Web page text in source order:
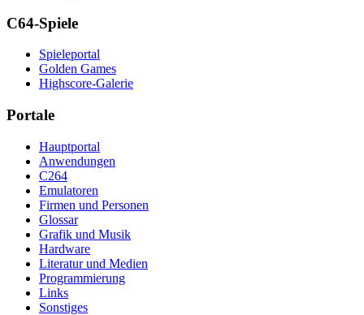
C64-Spiele
Spieleportal
Golden Games
Highscore-Galerie
Portale
Hauptportal
Anwendungen
C264
Emulatoren
Firmen und Personen
Glossar
Grafik und Musik
Hardware
Literatur und Medien
Programmierung
Links
Sonstiges